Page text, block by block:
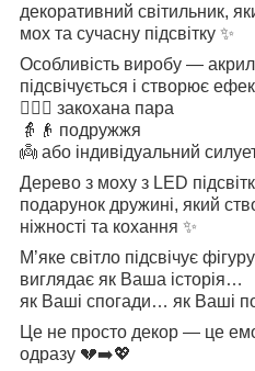
декоративний світильник,
мох та сучасну підсвітку ✨
Особливість виробу —
підсвічується і створює
👩‍❤️‍👨 закохана пара
👵👴 подружжя
👼 або індивідуальний
Дерево з моху з LED
подарунок дружині, який
ніжності та кохання ✨
М’яке світло підсвічує
виглядає як Ваша історія…
як Ваші спогади… як Ваші
Це не просто декор — це
одразу 💔➡️💖